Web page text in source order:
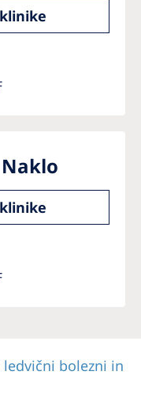
Naklo
bolezni in